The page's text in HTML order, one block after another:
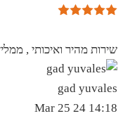
שירות מהיר ואיכותי ,
gad yuvales
14:18 24 Mar 25